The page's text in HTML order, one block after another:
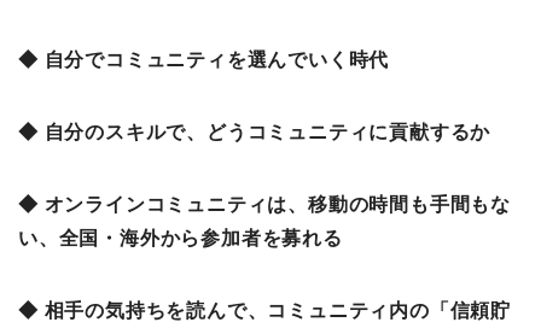
◆ 自分でコミュニティを選んでいく時代
◆ 自分のスキルで、どうコミュニティに貢献するか
◆ オンラインコミュニティは、移動の時間も手間もな
い、全国・海外から参加者を募れる
◆ 相手の気持ちを読んで、コミュニティ内の「信頼貯